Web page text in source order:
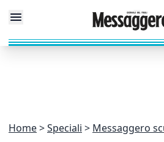
Home Speciali Messaggero